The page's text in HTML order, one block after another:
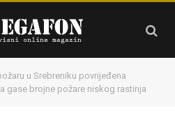
u Srebreniku povrijeđena
gase brojne požare niskog rastinja